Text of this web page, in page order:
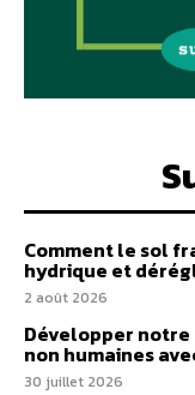
Comment le sol
hydrique et
2 août 2026
Développer
non humaines
30 juillet 2026